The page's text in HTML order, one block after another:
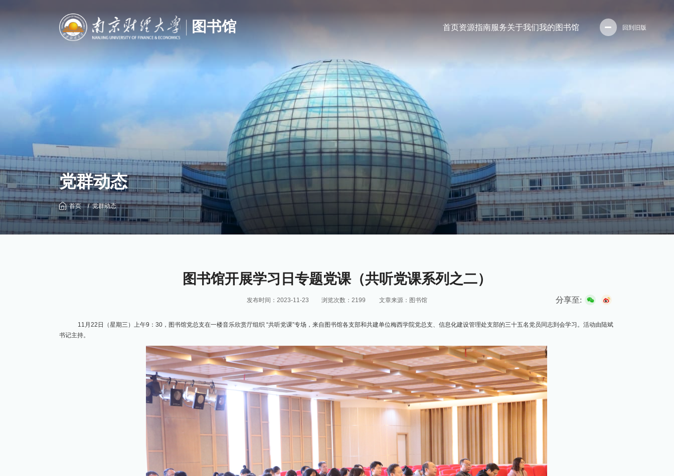
首页资源指南服务关于我们我的图书馆 回到旧版
党群动态
首页 党群动态
图书馆开展学习日专题党课（共听党课系列之二）
发布时间：2023-11-23 浏览次数： 2199 文章来源：图书馆 分享至:
11月22日（星期三）上午9：30，图书馆党总支在一楼音乐欣赏厅组织 “共听党课”专场，来自图书馆各支部和共建单位梅西学院党总支、信息化建设管理处支部的三十五名党员同志到会学习。活动由陆斌
书记主持。